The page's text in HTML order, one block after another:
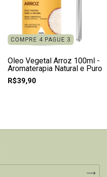
COMPRE 4 PAGUE 3
Óleo Vegetal Arroz 100ml -
Aromaterapia Natural e Puro
R$39,90